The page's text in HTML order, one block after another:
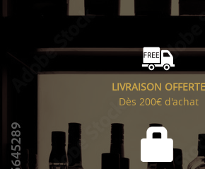
LIVRAISON OFFERTE
Dès 200€ d'achat